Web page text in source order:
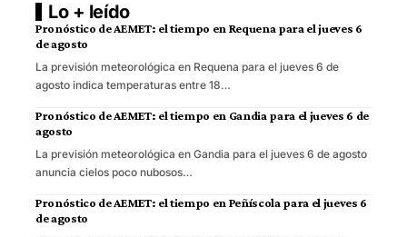
Lo + leído
Pronóstico de AEMET: el tiempo en Requena para el jueves 6
de agosto
La previsión meteorológica en Requena para el jueves 6 de
agosto indica temperaturas entre 18…
Pronóstico de AEMET: el tiempo en Gandia para el jueves 6 de
agosto
La previsión meteorológica en Gandia para el jueves 6 de agosto
anuncia cielos poco nubosos…
Pronóstico de AEMET: el tiempo en Peñíscola para el jueves 6
de agosto